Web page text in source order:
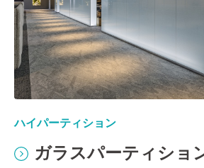
ハイパーティション
ガラスパーティショ